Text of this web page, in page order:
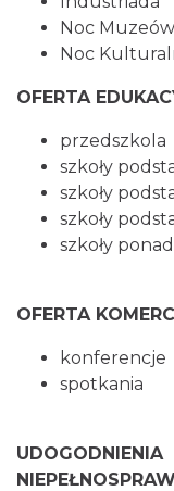
Noc Muzeów
Noc
OFERTA
przedszkola
szkoły
szkoły
szkoły
szkoły
OFERTA
konferencje
spotkania